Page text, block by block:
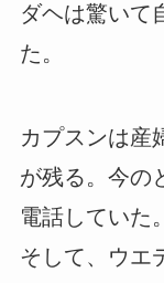
ダヘは驚いて
た。
カプスンは産
が残る。今の
電話していた。
そして、ウエ